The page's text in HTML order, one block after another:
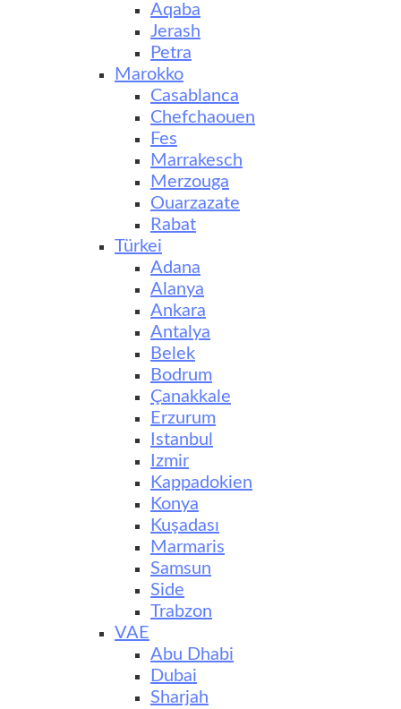
Aqaba
Jerash
Petra
Marokko
Casablanca
Chefchaouen
Fes
Marrakesch
Merzouga
Ouarzazate
Rabat
Türkei
Adana
Alanya
Ankara
Antalya
Belek
Bodrum
Çanakkale
Erzurum
Istanbul
Izmir
Kappadokien
Konya
Kuşadası
Marmaris
Samsun
Side
Trabzon
VAE
Abu Dhabi
Dubai
Sharjah